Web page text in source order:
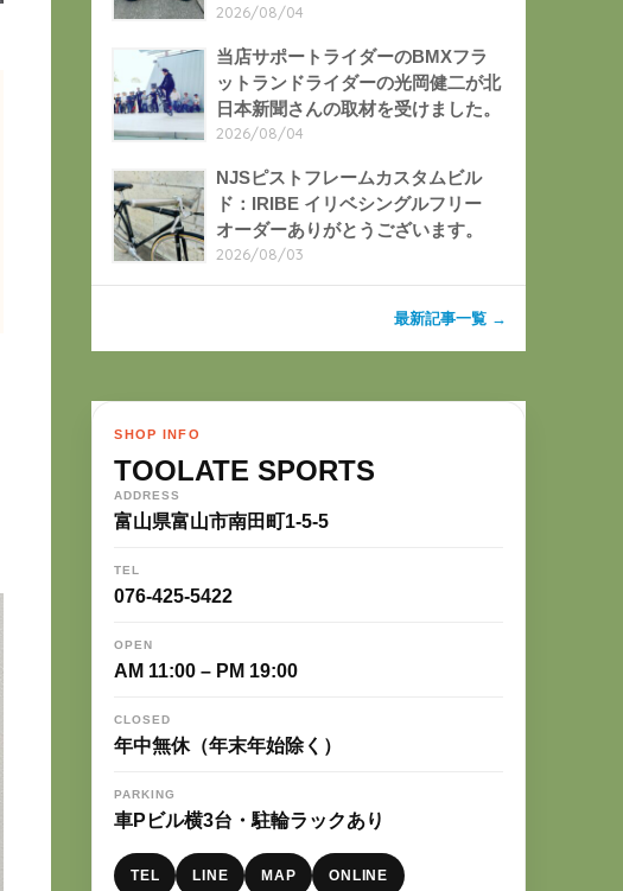
2026/08/04
当店サポートライダーのBMXフラ
ットランドライダーの光岡健二が北
日本新聞さんの取材を受けました。
2026/08/04
NJSピストフレームカスタムビル
ド：IRIBE イリベシングルフリー
オーダーありがとうございます。
2026/08/03
最新記事一覧 →
SHOP INFO
TOOLATE SPORTS
ADDRESS
富山県富山市南田町1-5-5
TEL
076-425-5422
OPEN
AM 11:00 – PM 19:00
CLOSED
年中無休（年末年始除く）
PARKING
車Pビル横3台・駐輪ラックあり
TEL LINE MAP ONLINE